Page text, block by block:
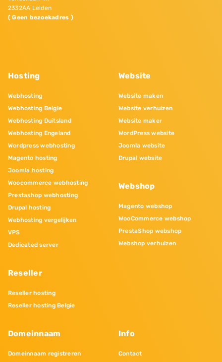
2332AA Leiden
( Geen bezoekadres )
Hosting
Webhosting
Webhosting Belgie
Webhosting Duitsland
Webhosting Engeland
Wordpress webhosting
Magento hosting
Joomla hosting
Woocommerce webhosting
Prestashop webhosting
Drupal hosting
Webhosting vergelijken
VPS
Dedicated server
Reseller
Reseller hosting
Reseller hosting Belgie
Website
Website maken
Website verhuizen
Website maker
WordPress website
Joomla website
Drupal website
Webshop
Magento webshop
WooCommerce webshop
PrestaShop webshop
Webshop verhuizen
Domeinnaam
Domeinnaam registreren
Info
Contact